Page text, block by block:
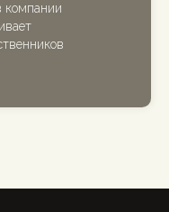
компании